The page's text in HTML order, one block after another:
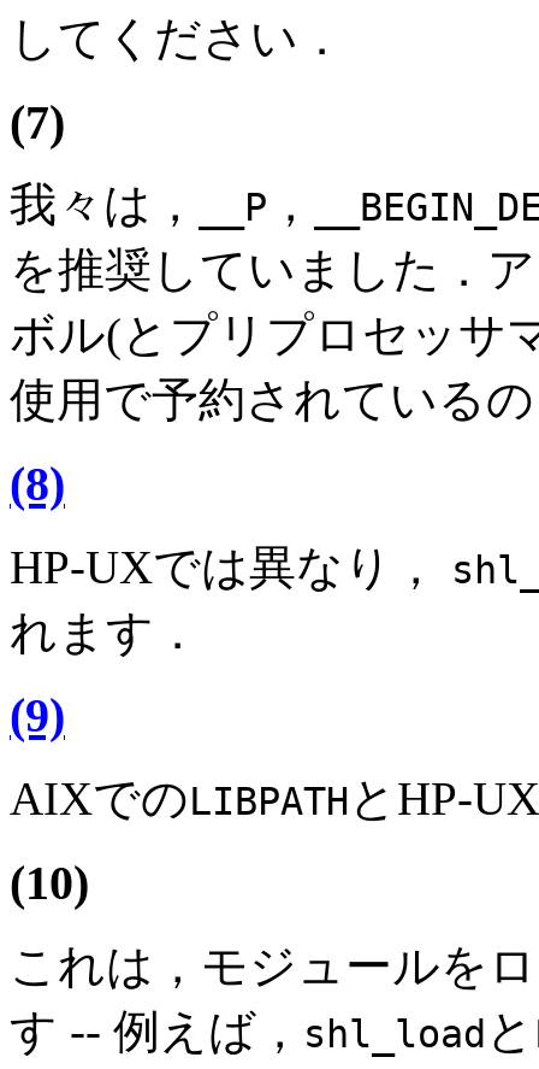
してください．
(7)
我々は， __P ，
を推奨していました．
ボル(とプリプロセッサ
使用で予約されている
(8)
HP-UXでは異なり，
れます．
(9)
AIXでのLIBPATHとHP-
(10)
これは，モジュールを
す -- 例えば， shl_load と